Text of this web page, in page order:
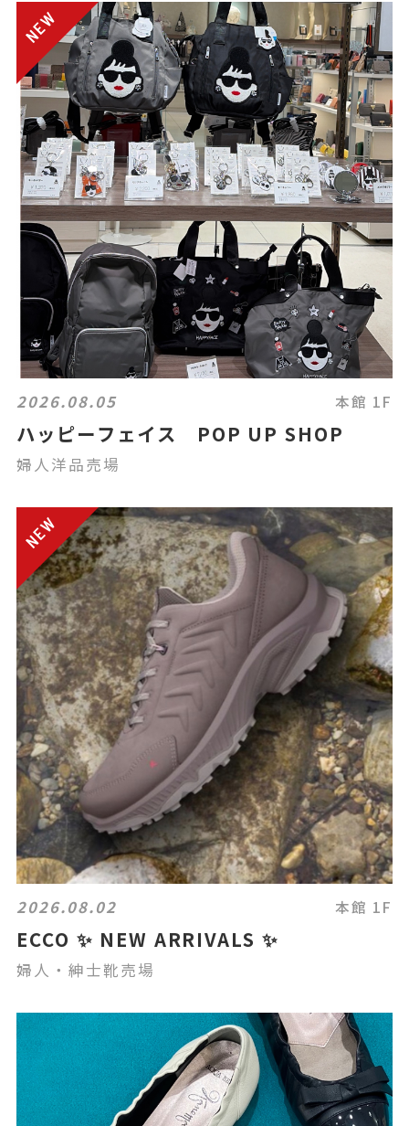
2026.08.05 本館 1F
ハッピーフェイス POP UP SHOP
婦人洋品売場
2026.08.02 本館 1F
ECCO ✨ NEW ARRIVALS ✨
婦人・紳士靴売場